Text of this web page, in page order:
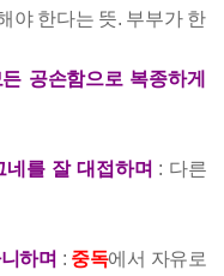
야 한다는 뜻. 부부가 한
공손함으로 복종하게
를 잘 대접하며 : 다른
하며 : 중독에서 자유로